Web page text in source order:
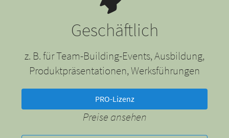
Geschäftlich
z. B. für Team-Building-Events, Ausbildung,
Produktpräsentationen, Werksführungen
PRO-Lizenz
Preise ansehen